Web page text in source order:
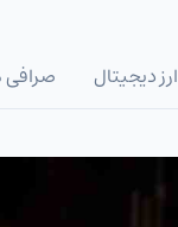
ارز دیجیتال صرافی